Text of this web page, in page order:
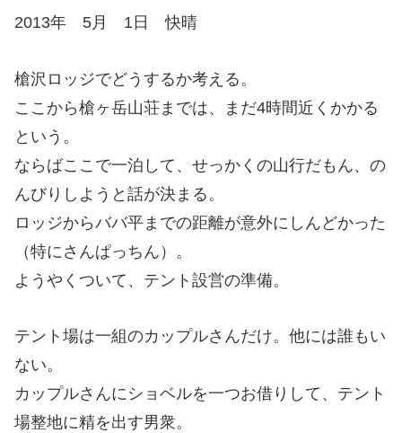
2013年 5月 1日 快晴
槍沢ロッジでどうするか考える。
ここから槍ヶ岳山荘までは、まだ4時間近くかかる
という。
ならばここで一泊して、せっかくの山行だもん、の
んびりしようと話が決まる。
ロッジからババ平までの距離が意外にしんどかった
（特にさんぱっちん）。
ようやくついて、テント設営の準備。
テント場は一組のカップルさんだけ。他には誰もい
ない。
カップルさんにショベルを一つお借りして、テント
場整地に精を出す男衆。